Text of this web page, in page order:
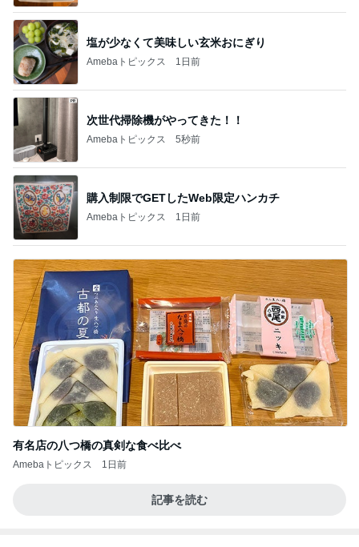
塩が少なくて美味しい玄米おにぎり
Amebaトピックス 1日前
次世代掃除機がやってきた！！
Amebaトピックス 5秒前
購入制限でGETしたWeb限定ハンカチ
Amebaトピックス 1日前
有名店の八つ橋の真剣な食べ比べ
Amebaトピックス 1日前
記事を読む